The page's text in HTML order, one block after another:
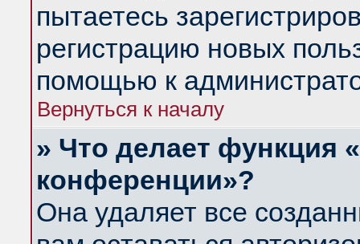
пытаетесь
регистрацию новых
помощью к
Вернуться к началу
» Что делает функция
конференции»?
Она удаляет все